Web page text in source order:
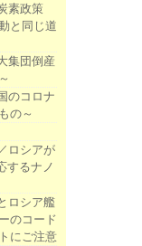
素政策
と同じ道
集団倒産
のコロナ
の～
ロシアが
するナノ
ロシア艦
のコード
にご注意